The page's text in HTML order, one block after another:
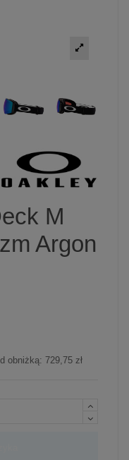
M
Argon
obniżką: 729,75 zł